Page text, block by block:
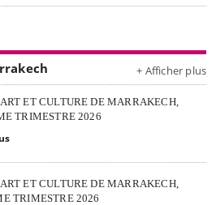
+ Afficher plus
ET CULTURE DE MARRAKECH,
TRIMESTRE 2026
ET CULTURE DE MARRAKECH,
TRIMESTRE 2026